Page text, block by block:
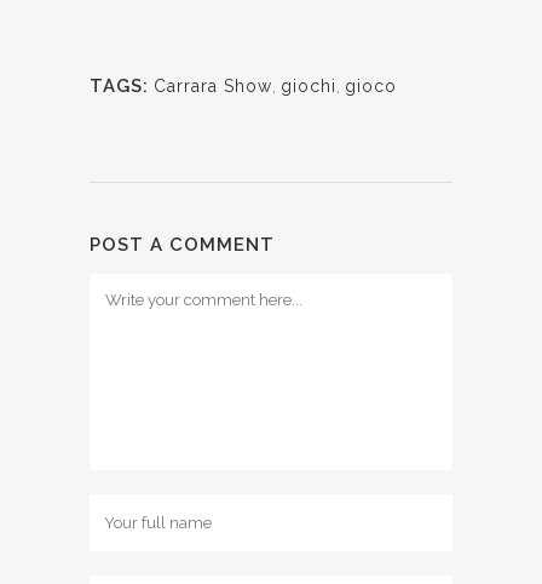
TAGS: Carrara Show giochi gioco
POST A COMMENT